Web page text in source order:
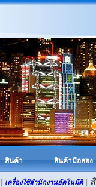
สินค้า สินค้ามือสอง
| เครื่องใช้สำนักงานอัตโนมัติ |